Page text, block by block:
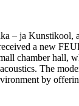
– ja Kunstikool,
a new
chamber hall,
The
by